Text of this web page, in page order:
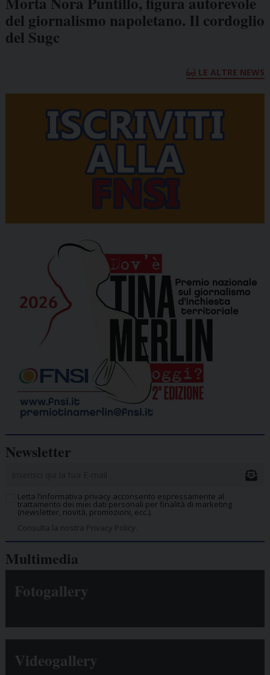
del giornalismo napoletano. Il cordoglio
del Sugc
LE ALTRE NEWS
Newsletter
Letta l’informativa privacy acconsento espressamente al
trattamento dei miei dati personali per finalità di marketing
(newsletter, novità, promozioni, ecc.).
Consulta la nostra Privacy Policy.
Multimedia
Fotogallery
Videogallery